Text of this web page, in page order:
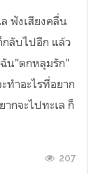
ฟังเสียงคลื่น
ลับไปอีก แล้ว
น"ตกหลุมรัก"
ทำอะไรที่อยาก
กจะไปทะเล ก็
207